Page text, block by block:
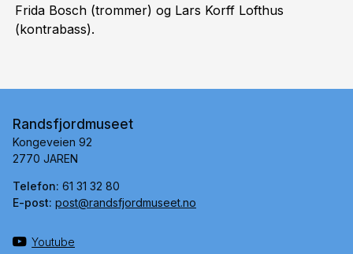
Frida Bosch (trommer) og Lars Korff Lofthus
(kontrabass).
Randsfjordmuseet
Kongeveien 92
2770 JAREN
Telefon: 61 31 32 80
E-post: post@randsfjordmuseet.no
Youtube